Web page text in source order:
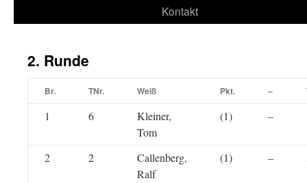
Kontakt
2. Runde
Br. TNr. Weiß Pkt. –
1 6
Kleiner,
Tom
(1) –
2 2
Callenberg,
Ralf
(1) –